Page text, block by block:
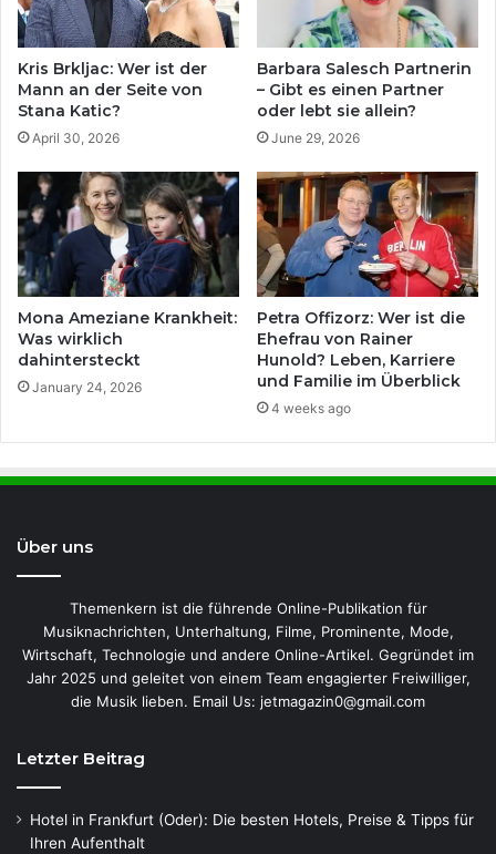
Kris Brkljac: Wer ist der
Mann an der Seite von
Stana Katic?
April 30, 2026
Barbara Salesch Partnerin
– Gibt es einen Partner
oder lebt sie allein?
June 29, 2026
Mona Ameziane Krankheit:
Was wirklich
dahintersteckt
January 24, 2026
Petra Offizorz: Wer ist die
Ehefrau von Rainer
Hunold? Leben, Karriere
und Familie im Überblick
4 weeks ago
Über uns
Themenkern ist die führende Online-Publikation für
Musiknachrichten, Unterhaltung, Filme, Prominente, Mode,
Wirtschaft, Technologie und andere Online-Artikel. Gegründet im
Jahr 2025 und geleitet von einem Team engagierter Freiwilliger,
die Musik lieben. Email Us: jetmagazin0@gmail.com
Letzter Beitrag
Hotel in Frankfurt (Oder): Die besten Hotels, Preise & Tipps für
Ihren Aufenthalt